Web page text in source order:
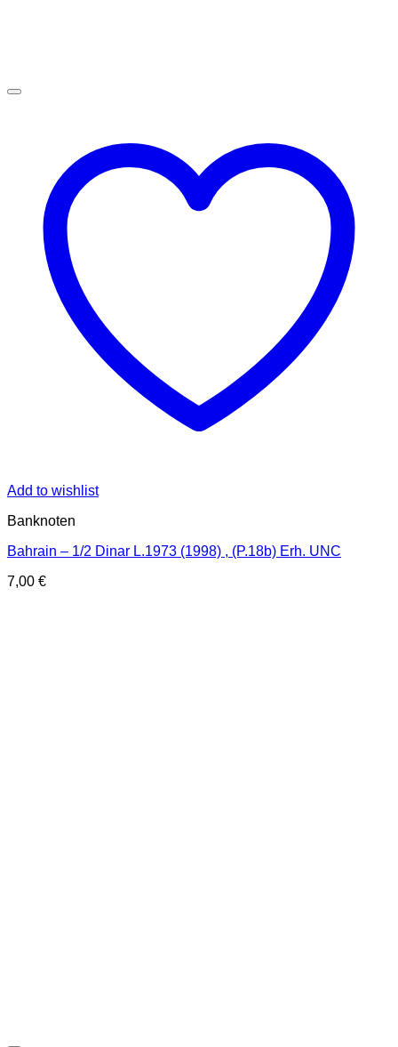
Add to wishlist
Banknoten
Bahrain – 1/2 Dinar L.1973 (1998) , (P.18b) Erh. UNC
7,00 €